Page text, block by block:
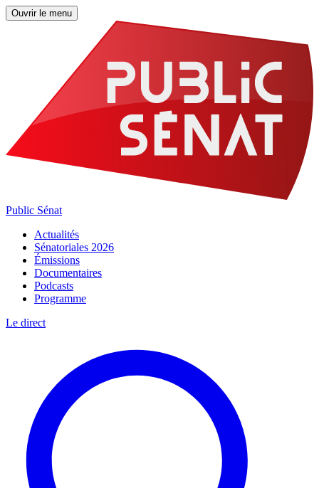
Ouvrir le menu
Public Sénat
Actualités
Sénatoriales 2026
Émissions
Documentaires
Podcasts
Programme
Le direct